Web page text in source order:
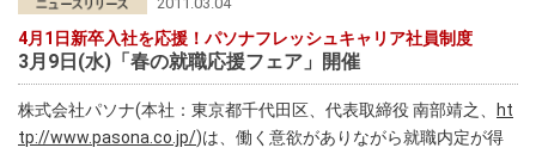
4月1日新卒入社を応援！パソナフレッシュキャリア社員制度
3月9日(水)「春の就職応援フェア」開催
株式会社パソナ(本社：東京都千代田区、代表取締役 南部靖之、
ht
tp://www.pasona.co.jp/)は、働く意欲がありながら就職内定が得